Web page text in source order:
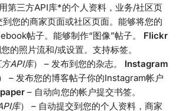
第三方API库*的个人资料，业务/社区页
您的商家页面或社区页面。能够将您的
帖子。能够制作“图像”帖子。 Flickr
的照片流和/或设置。支持标签。
API库） – 发布到您的杂志。 Instagram
– 发布您的博客帖子你的Instagram帐户
– 自动向您的帐户提交书签。
库） – 自动提交到您的个人资料，商家